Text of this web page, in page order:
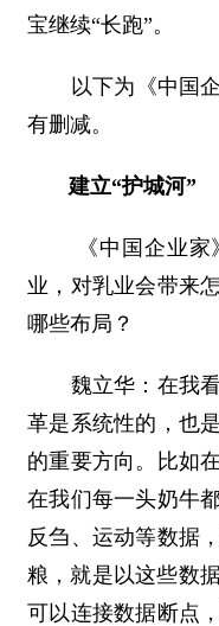
宝继续“长跑”。
以下为《中国企
有删减。
建立“护城河”
《中国企业家》
业，对乳业会带来
哪些布局？
魏立华：在我看
革是系统性的，也
的重要方向。比如
在我们每一头奶牛
反刍、运动等数据
粮，就是以这些数
可以连接数据断点